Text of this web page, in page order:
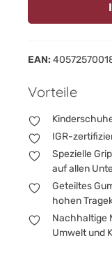
EAN:
Vorteile
IGR-
Spezielle
auf allen
Geteiltes
hohen
Nachhaltige
Umwelt und